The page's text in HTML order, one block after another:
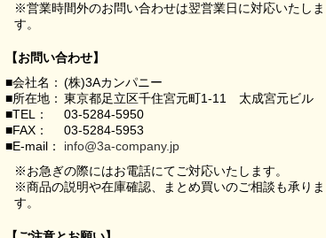
※営業時間外のお問い合わせは翌営業日に対応いたしま
す。
【お問い合わせ】
■会社名： (株)3Aカンパニー
■所在地： 東京都足立区千住宮元町1-11 太成宮元ビル
■TEL：
03-5284-5950
■FAX：
03-5284-5953
■E-mail：
info@3a-company.jp
※お急ぎの際にはお電話にてご対応いたします。
※商品の説明や在庫確認、まとめ買いのご相談も承りま
す。